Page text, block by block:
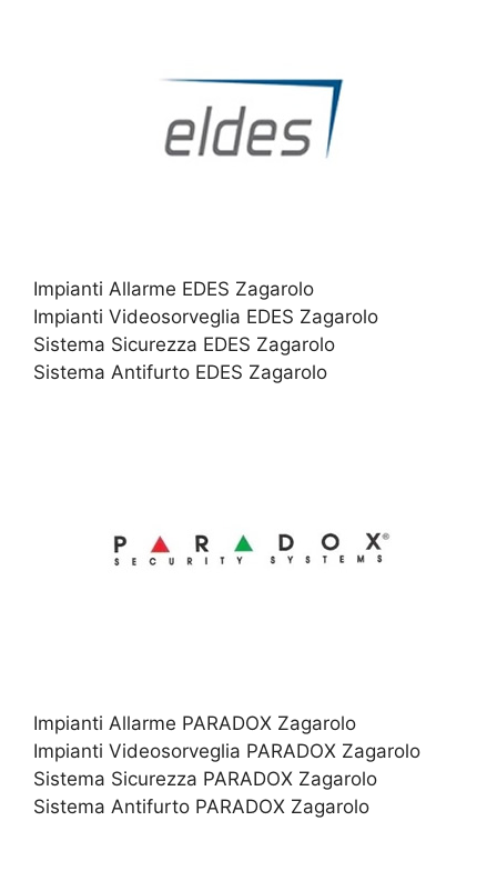
Impianti Allarme EDES Zagarolo
Impianti Videosorveglia EDES Zagarolo
Sistema Sicurezza EDES Zagarolo
Sistema Antifurto EDES Zagarolo
Impianti Allarme PARADOX Zagarolo
Impianti Videosorveglia PARADOX Zagarolo
Sistema Sicurezza PARADOX Zagarolo
Sistema Antifurto PARADOX Zagarolo